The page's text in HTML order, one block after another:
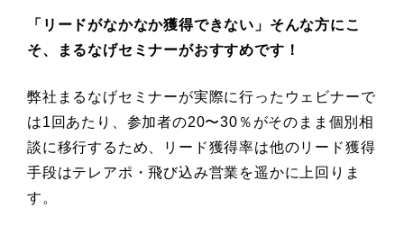
「リードがなかなか獲得できない」そんな方にこ
そ、まるなげセミナーがおすすめです！
弊社まるなげセミナーが実際に行ったウェビナーで
は1回あたり、参加者の20〜30％がそのまま個別相
談に移行するため、リード獲得率は他のリード獲得
手段はテレアポ・飛び込み営業を遥かに上回りま
す。